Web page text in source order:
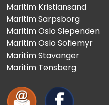
Maritim Kristiansand
Maritim Sarpsborg
Maritim Oslo Slependen
Maritim Oslo Sofiemyr
Maritim Stavanger
Maritim Tønsberg